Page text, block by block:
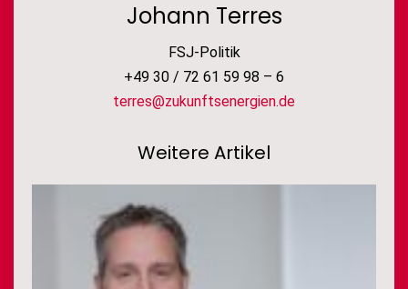
Johann Terres
FSJ-Politik
+49 30 / 72 61 59 98 – 6
terres@zukunftsenergien.de
Weitere Artikel